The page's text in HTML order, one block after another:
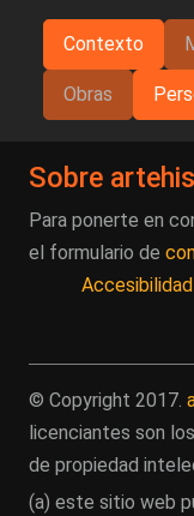
Contexto
Obras
Sobre
Para ponerte en
el formulario de
Accesibilidad
© Copyright 2017.
licenciantes son
de propiedad
(a) este sitio web